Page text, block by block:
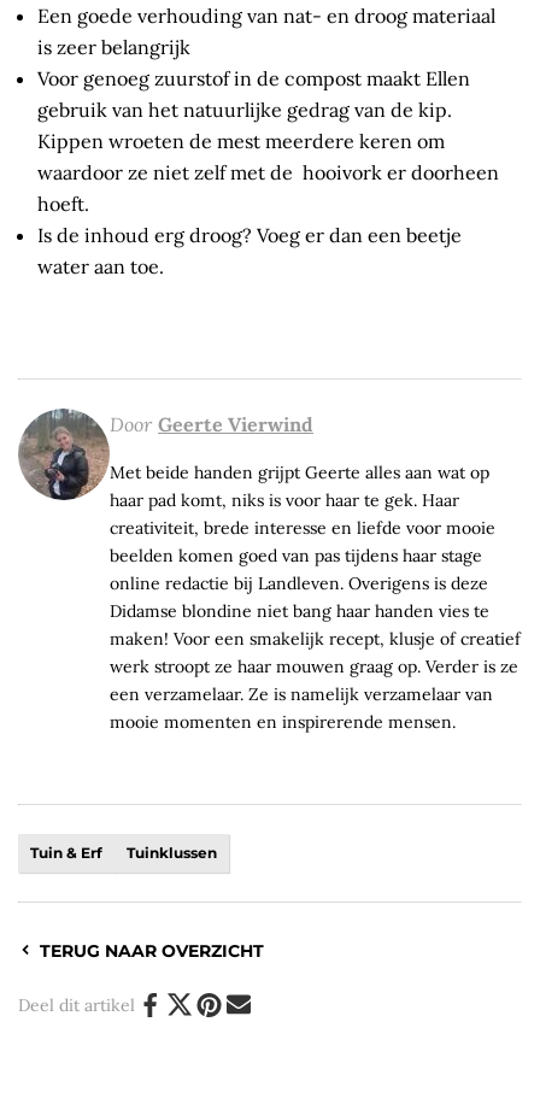
Een goede verhouding van nat- en droog materiaal
is zeer belangrijk
Voor genoeg zuurstof in de compost maakt Ellen
gebruik van het natuurlijke gedrag van de kip.
Kippen wroeten de mest meerdere keren om
waardoor ze niet zelf met de hooivork er doorheen
hoeft.
Is de inhoud erg droog? Voeg er dan een beetje
water aan toe.
Door Geerte Vierwind
Met beide handen grijpt Geerte alles aan wat op
haar pad komt, niks is voor haar te gek. Haar
creativiteit, brede interesse en liefde voor mooie
beelden komen goed van pas tijdens haar stage
online redactie bij Landleven. Overigens is deze
Didamse blondine niet bang haar handen vies te
maken! Voor een smakelijk recept, klusje of creatief
werk stroopt ze haar mouwen graag op. Verder is ze
een verzamelaar. Ze is namelijk verzamelaar van
mooie momenten en inspirerende mensen.
Tuin & Erf Tuinklussen
TERUG NAAR OVERZICHT
Deel dit artikel